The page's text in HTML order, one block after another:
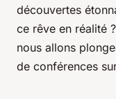
découvertes
ce rêve en réalité
nous allons
de conférences